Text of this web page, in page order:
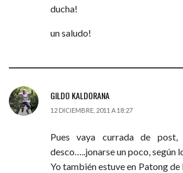
ducha!
un saludo!
GILDO KALDORANA
12 DICIEMBRE, 2011 A 18:27
Pues vaya currada de post,
desco…..jonarse un poco, según
Yo también estuve en Patong de